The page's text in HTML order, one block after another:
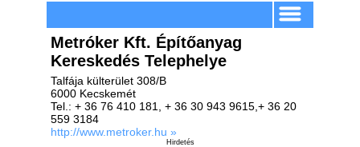
Metróker Kft. Építőanyag
Kereskedés Telephelye
Talfája külterület 308/B
6000 Kecskemét
Tel.: + 36 76 410 181, + 36 30 943 9615,+ 36 20
559 3184
http://www.metroker.hu »
Hirdetés